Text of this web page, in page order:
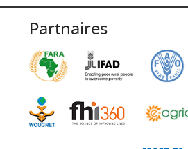
Partnaires